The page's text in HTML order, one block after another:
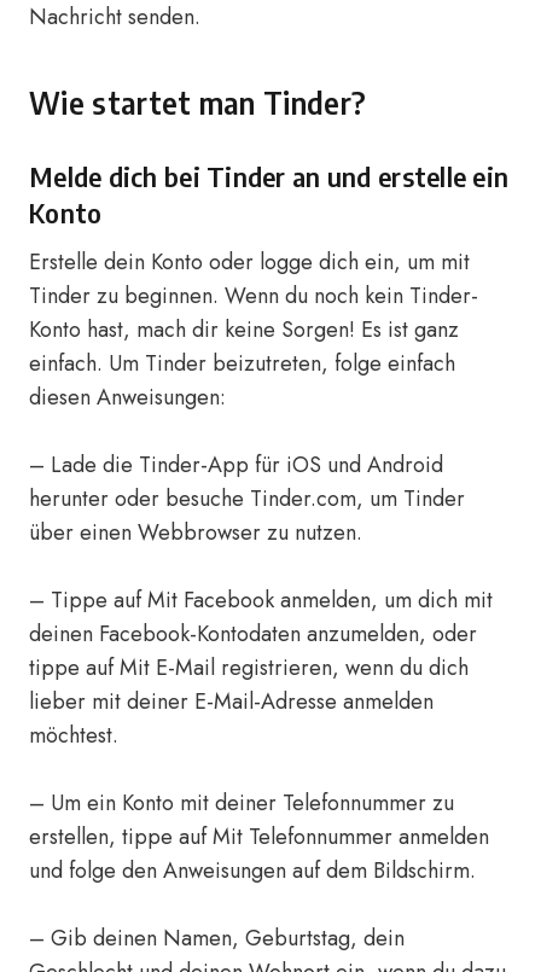
Nachricht senden.
Wie startet man Tinder?
Melde dich bei Tinder an und erstelle ein
Konto
Erstelle dein Konto oder logge dich ein, um mit
Tinder zu beginnen. Wenn du noch kein Tinder-
Konto hast, mach dir keine Sorgen! Es ist ganz
einfach. Um Tinder beizutreten, folge einfach
diesen Anweisungen:
– Lade die Tinder-App für iOS und Android
herunter oder besuche Tinder.com, um Tinder
über einen Webbrowser zu nutzen.
– Tippe auf Mit Facebook anmelden, um dich mit
deinen Facebook-Kontodaten anzumelden, oder
tippe auf Mit E-Mail registrieren, wenn du dich
lieber mit deiner E-Mail-Adresse anmelden
möchtest.
– Um ein Konto mit deiner Telefonnummer zu
erstellen, tippe auf Mit Telefonnummer anmelden
und folge den Anweisungen auf dem Bildschirm.
– Gib deinen Namen, Geburtstag, dein